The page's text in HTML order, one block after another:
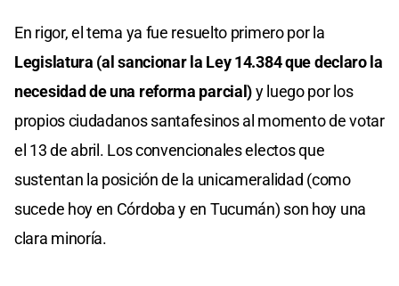
En rigor, el tema ya fue resuelto primero por la
Legislatura (al sancionar la Ley 14.384 que declaro la
necesidad de una reforma parcial)y luego por los
propios ciudadanos santafesinos al momento de votar
el 13 de abril. Los convencionales electos que
sustentan la posición de la unicameralidad (como
sucede hoy en Córdoba y en Tucumán) son hoy una
clara minoría.